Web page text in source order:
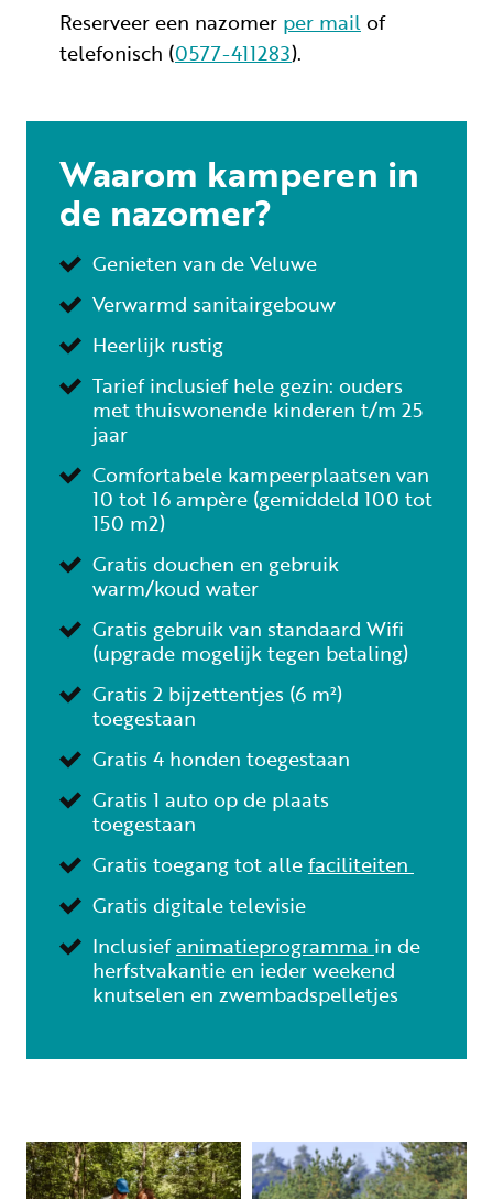
Reserveer een nazomer per mailof
telefonisch (0577-411283).
Waarom kamperen in
de nazomer?
Genieten van de Veluwe
Verwarmd sanitairgebouw
Heerlijk rustig
Tarief inclusief hele gezin: ouders
met thuiswonende kinderen t/m 25
jaar
Comfortabele kampeerplaatsen van
10 tot 16 ampère (gemiddeld 100 tot
150 m2)
Gratis douchen en gebruik
warm/koud water
Gratis gebruik van standaard Wifi
(upgrade mogelijk tegen betaling)
Gratis 2 bijzettentjes (6 m²)
toegestaan
Gratis 4 honden toegestaan
Gratis 1 auto op de plaats
toegestaan
Gratis toegang tot allefaciliteiten
Gratis digitale televisie
Inclusiefanimatieprogramma in de
herfstvakantie en ieder weekend
knutselen en zwembadspelletjes